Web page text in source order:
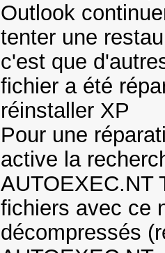
Outlook
tenter une
c'est que
fichier a été
réinstaller XP
Pour une
active la
AUTOEXEC.NT
fichiers avec ce
décompressés